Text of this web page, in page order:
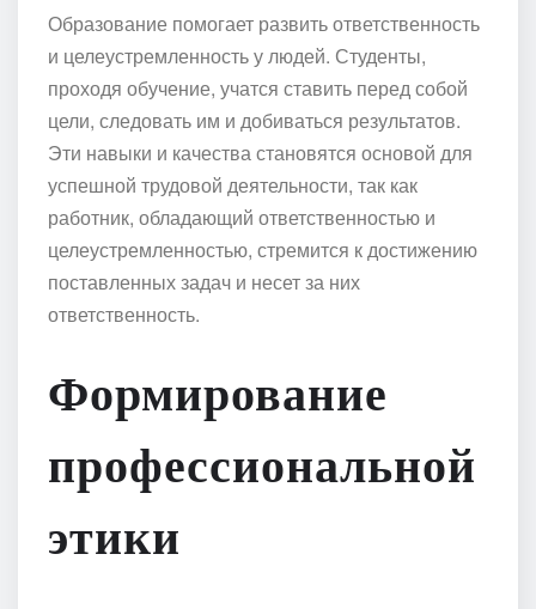
Образование помогает развить ответственность
и целеустремленность у людей. Студенты,
проходя обучение, учатся ставить перед собой
цели, следовать им и добиваться результатов.
Эти навыки и качества становятся основой для
успешной трудовой деятельности, так как
работник, обладающий ответственностью и
целеустремленностью, стремится к достижению
поставленных задач и несет за них
ответственность.
Формирование
профессиональной
этики